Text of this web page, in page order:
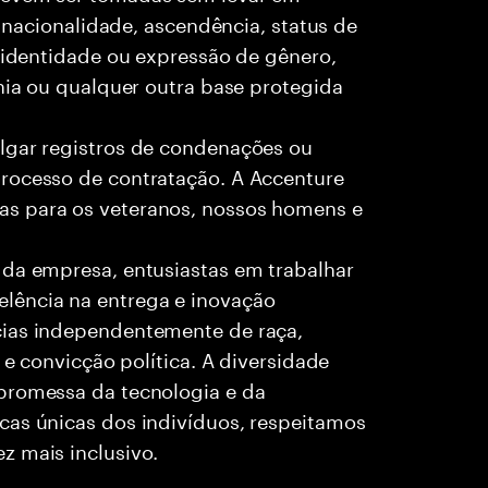
ascendência, status de
ou expressão de gênero,
ou qualquer outra base protegida
registros de condenações ou
de contratação. A Accenture
para os veteranos, nossos homens e
empresa, entusiastas em trabalhar
na entrega e inovação
independentemente de raça,
convicção política. A diversidade
da tecnologia e da
únicas dos indivíduos, respeitamos
mais inclusivo.